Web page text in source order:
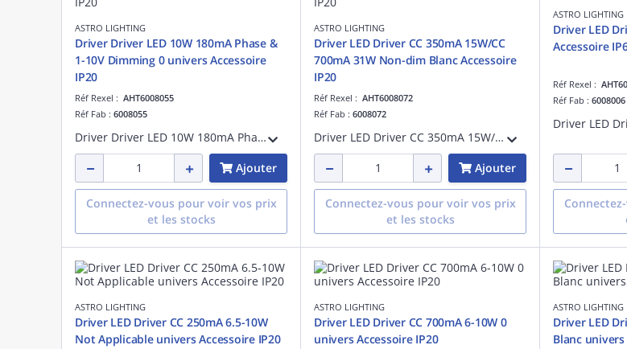
ASTRO LIGHTING
Driver Driver LED 10W 180mA Phase &
1-10V Dimming 0 univers Accessoire
IP20
Réf Rexel : AHT6008055
Réf Fab : 6008055
Driver Driver LED 10W 180mA Phase & 1-10V Dimming référence 6008055 univers Accessoire IP20
Ajouter
Connectez-vous pour voir vos prix
et les stocks
ASTRO LIGHTING
Driver LED Driver CC 350mA 15W/CC
700mA 31W Non-dim Blanc Accessoire
IP20
Réf Rexel : AHT6008072
Réf Fab : 6008072
Driver LED Driver CC 350mA 15W/CC 700mA 31W Non-dim Blanc référence 6008072 univers Accessoire IP20
Ajouter
Connectez-vous pour voir vos prix
et les stocks
ASTRO LIGHTING
Driver LED
Accessoire
Réf Rexel :
Réf Fab : 6008006
ASTRO LIGHTING
Driver LED Driver CC 250mA 6.5-10W
Not Applicable univers Accessoire IP20
ASTRO LIGHTING
Driver LED Driver CC 700mA 6-10W 0
univers Accessoire IP20
ASTRO LIGHTING
Driver LED
Blanc univers